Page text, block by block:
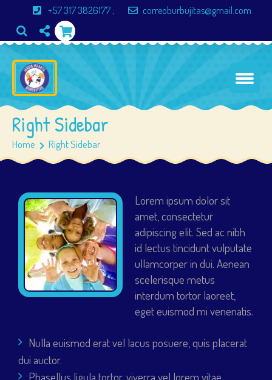
+57 317 3826177 ; correoburbujitas@gmail.com
Right Sidebar
Home Right Sidebar
Lorem ipsum dolor sit
amet, consectetur
adipiscing elit. Sed ac nibh
id lectus tincidunt vulputate
ullamcorper in dui. Aenean
scelerisque metus
interdum tortor laoreet,
eget euismod mi venenatis.
Nulla euismod erat vel lacus posuere, quis placerat
dui auctor.
Phasellus ligula tortor, viverra vel lorem vitae,